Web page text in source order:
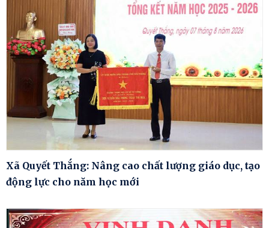
Xã Quyết Thắng: Nâng cao chất lượng giáo dục, tạo
động lực cho năm học mới